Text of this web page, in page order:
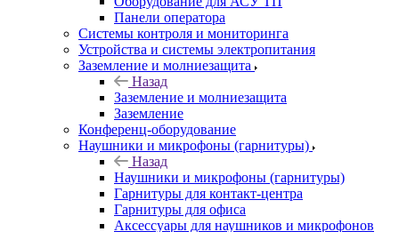
Панели оператора
Системы контроля и мониторинга
Устройства и системы электропитания
Заземление и молниезащита
Назад
Заземление и молниезащита
Заземление
Конференц-оборудование
Наушники и микрофоны (гарнитуры)
Назад
Наушники и микрофоны (гарнитуры)
Гарнитуры для контакт-центра
Гарнитуры для офиса
Аксессуары для наушников и микрофонов